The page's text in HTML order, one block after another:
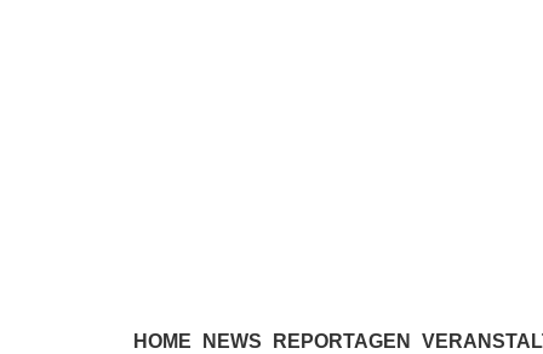
HOME NEWS REPORTAGEN